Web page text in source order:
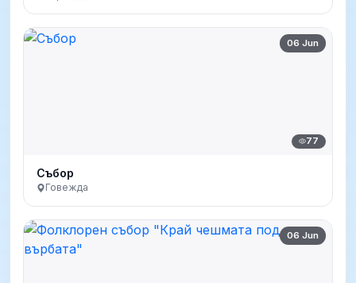
06 Jun
77
Събор
Говежда
06 Jun